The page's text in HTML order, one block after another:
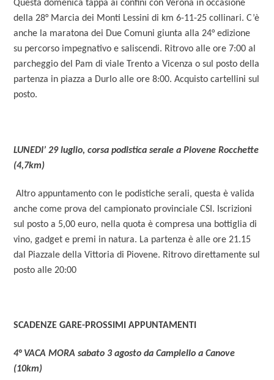
Questa domenica tappa ai confini con Verona in occasione
della 28° Marcia dei Monti Lessini di km 6-11-25 collinari. C’è
anche la maratona dei Due Comuni giunta alla 24° edizione
su percorso impegnativo e saliscendi. Ritrovo alle ore 7:00 al
parcheggio del Pam di viale Trento a Vicenza o sul posto della
partenza in piazza a Durlo alle ore 8:00. Acquisto cartellini sul
posto.
LUNEDI’ 29 luglio, corsa podistica serale a Piovene Rocchette
(4,7km)
Altro appuntamento con le podistiche serali, questa è valida
anche come prova del campionato provinciale CSI. Iscrizioni
sul posto a 5,00 euro, nella quota è compresa una bottiglia di
vino, gadget e premi in natura. La partenza è alle ore 21.15
dal Piazzale della Vittoria di Piovene. Ritrovo direttamente sul
posto alle 20:00
SCADENZE GARE-PROSSIMI APPUNTAMENTI
4° VACA MORA sabato 3 agosto da Campiello a Canove
(10km)